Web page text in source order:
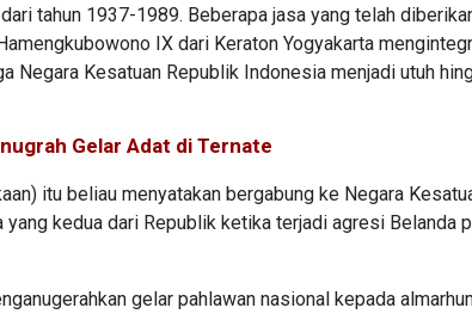
tahun 1937-1989. Beberapa jasa yang telah
IX dari Keraton Yogyakarta
Negara Kesatuan Republik Indonesia menjadi utuh
Gelar Adat di Ternate
itu beliau menyatakan bergabung ke Negara
yang kedua dari Republik ketika terjadi agresi Belanda
gelar pahlawan nasional kepada